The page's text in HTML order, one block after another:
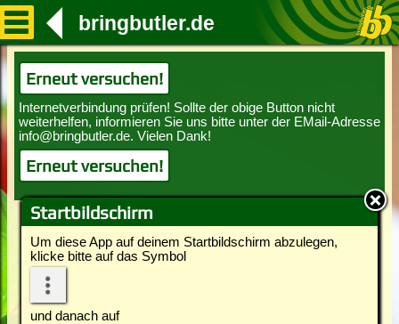
Startbildschirm
Um diese App auf deinem Startbildschirm abzulegen,
klicke bitte auf das Symbol
und danach auf
bringbutler.de
Erneut versuchen!
Erneut versuchen!